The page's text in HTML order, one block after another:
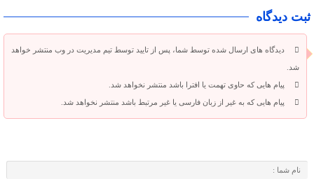
ثبت دیدگاه
دیدگاه های ارسال شده توسط شما، پس از تایید توسط تیم مدیریت در وب منتشر خواهد
شد.
پیام هایی که حاوی تهمت یا افترا باشد منتشر نخواهد شد.
پیام هایی که به غیر از زبان فارسی یا غیر مرتبط باشد منتشر نخواهد شد.